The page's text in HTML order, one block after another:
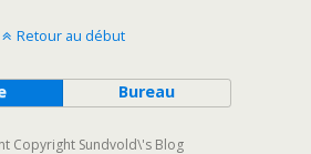
Retour au début
Bureau
Copyright Sundvold\'s Blog